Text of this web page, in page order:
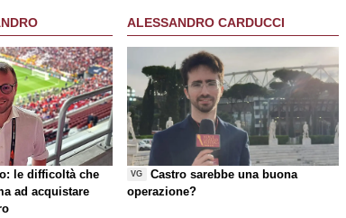
le difficoltà che
ad acquistare
ALESSANDRO CARDUCCI
VG
Castro sarebbe una buona
operazione?